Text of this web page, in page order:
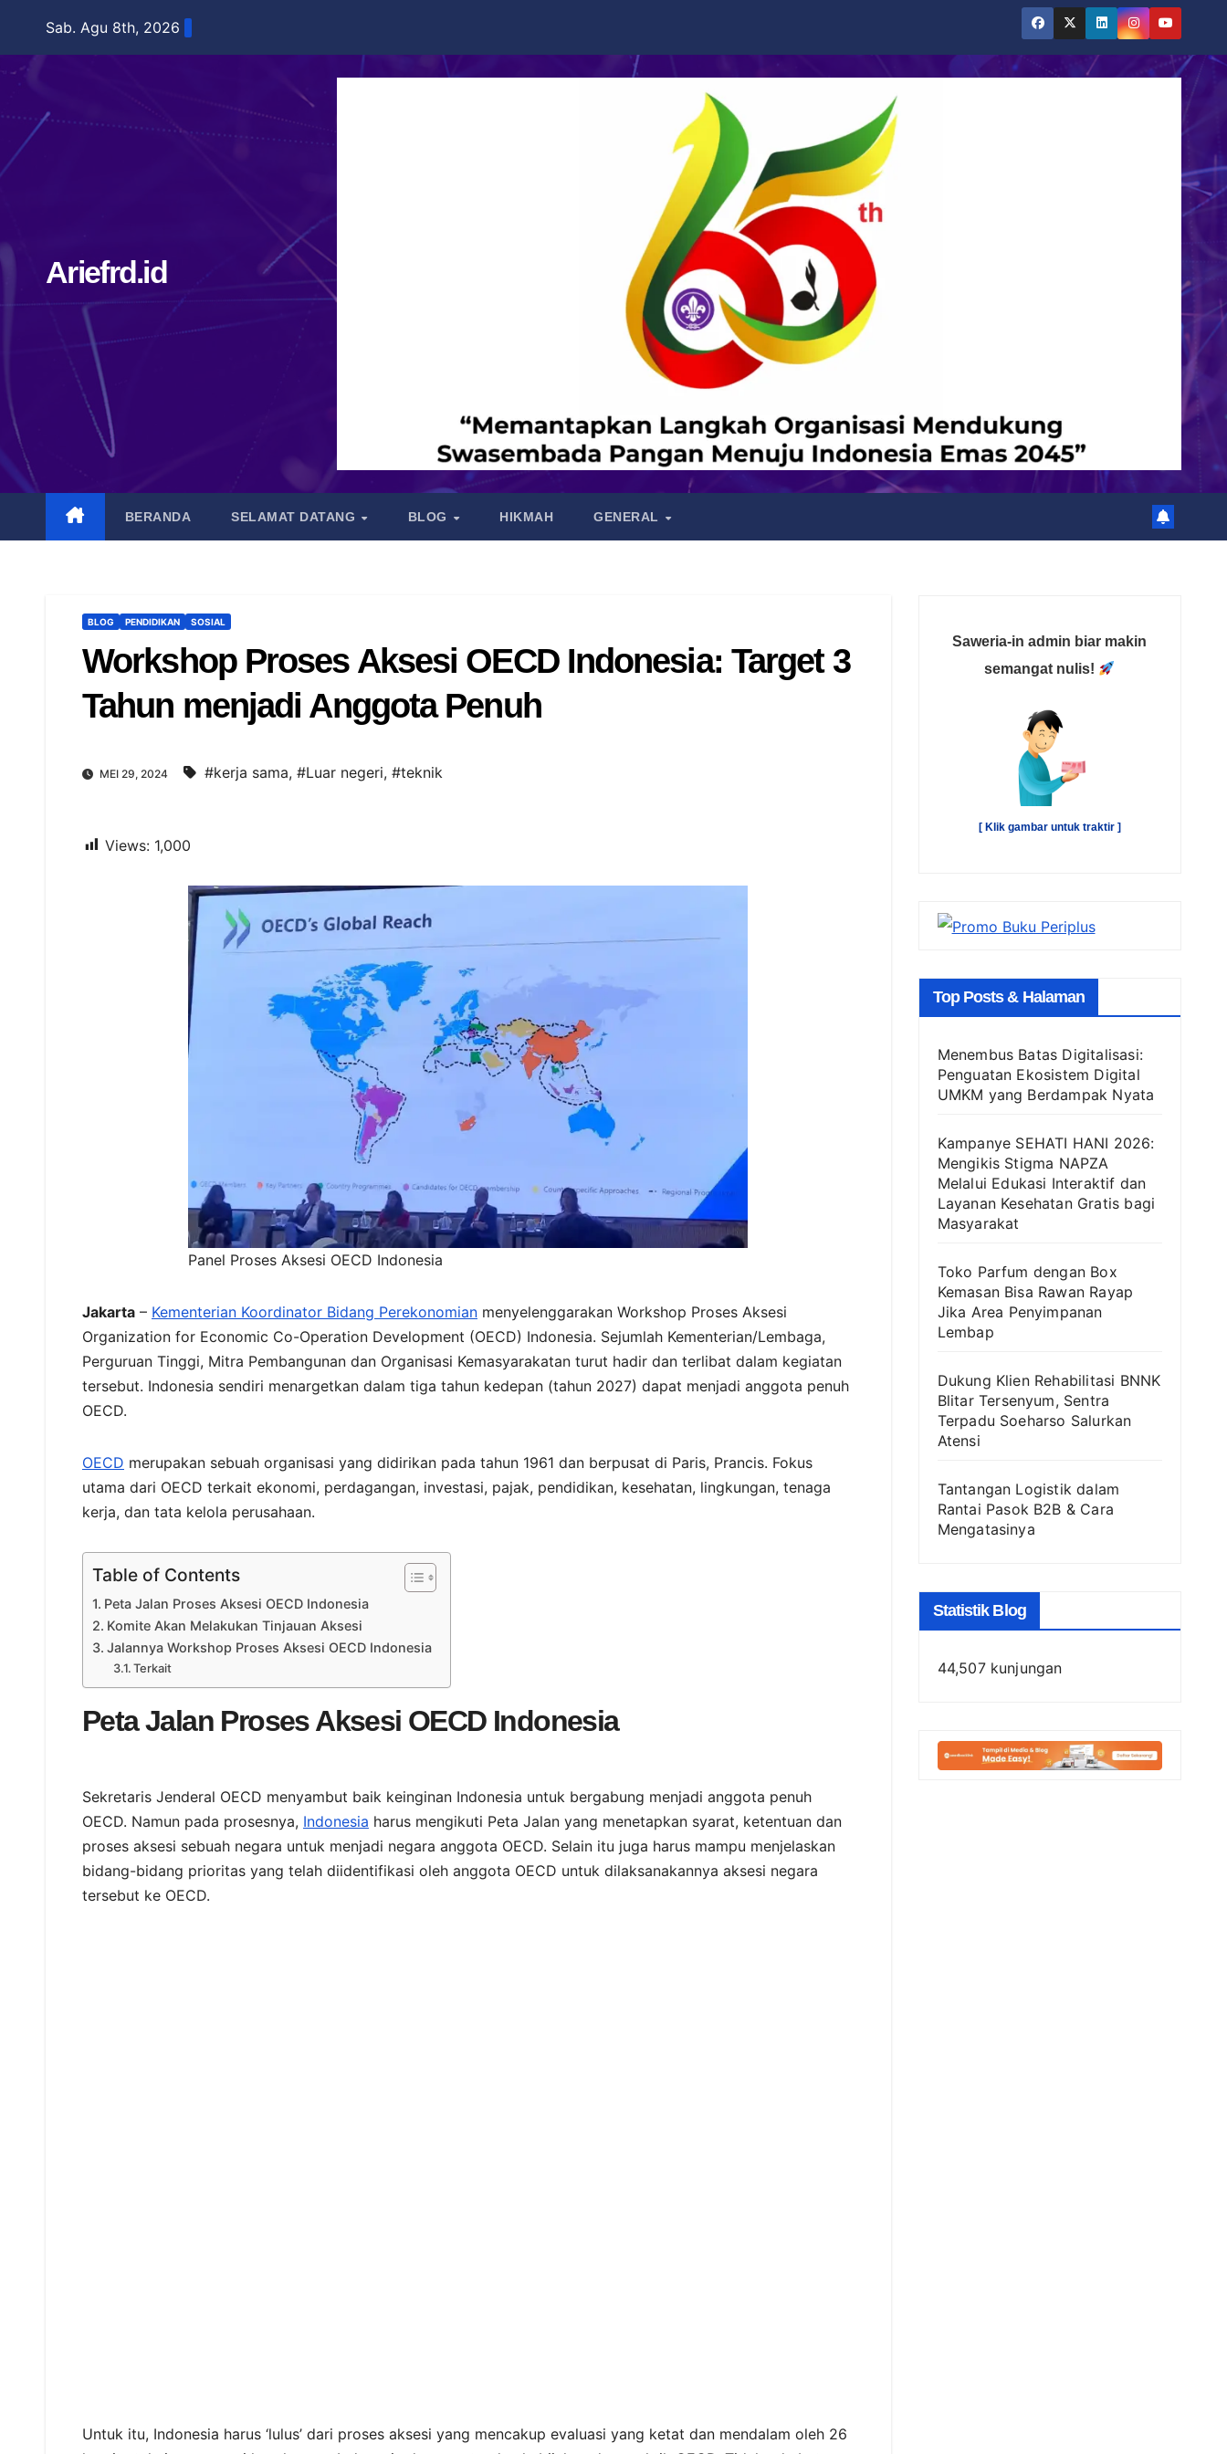
content
Sab. Agu 8th, 2026
Ariefrd.id
BERANDA SELAMAT DATANG BLOG HIKMAH GENERAL
BLOG PENDIDIKAN SOSIAL
Workshop Proses Aksesi OECD Indonesia: Target 3
Tahun menjadi Anggota Penuh
MEI 29, 2024 #kerja sama, #Luar negeri, #teknik
Views: 1,000
Panel Proses Aksesi OECD Indonesia
Jakarta – Kementerian Koordinator Bidang Perekonomian menyelenggarakan Workshop Proses Aksesi
Organization for Economic Co-Operation Development (OECD) Indonesia. Sejumlah Kementerian/Lembaga,
Perguruan Tinggi, Mitra Pembangunan dan Organisasi Kemasyarakatan turut hadir dan terlibat dalam kegiatan
tersebut. Indonesia sendiri menargetkan dalam tiga tahun kedepan (tahun 2027) dapat menjadi anggota penuh
OECD.
OECD merupakan sebuah organisasi yang didirikan pada tahun 1961 dan berpusat di Paris, Prancis. Fokus
utama dari OECD terkait ekonomi, perdagangan, investasi, pajak, pendidikan, kesehatan, lingkungan, tenaga
kerja, dan tata kelola perusahaan.
Table of Contents
Peta Jalan Proses Aksesi OECD Indonesia
Komite Akan Melakukan Tinjauan Aksesi
Jalannya Workshop Proses Aksesi OECD Indonesia
Terkait
Peta Jalan Proses Aksesi OECD Indonesia
Sekretaris Jenderal OECD menyambut baik keinginan Indonesia untuk bergabung menjadi anggota penuh
OECD. Namun pada prosesnya, Indonesia harus mengikuti Peta Jalan yang menetapkan syarat, ketentuan dan
proses aksesi sebuah negara untuk menjadi negara anggota OECD. Selain itu juga harus mampu menjelaskan
bidang-bidang prioritas yang telah diidentifikasi oleh anggota OECD untuk dilaksanakannya aksesi negara
tersebut ke OECD.
Untuk itu, Indonesia harus ‘lulus’ dari proses aksesi yang mencakup evaluasi yang ketat dan mendalam oleh 26
Saweria-in admin biar makin
semangat nulis!
[ Klik gambar untuk traktir ]
Top Posts & Halaman
Menembus Batas Digitalisasi:
Penguatan Ekosistem Digital
UMKM yang Berdampak Nyata
Kampanye SEHATI HANI 2026:
Mengikis Stigma NAPZA
Melalui Edukasi Interaktif dan
Layanan Kesehatan Gratis bagi
Masyarakat
Toko Parfum dengan Box
Kemasan Bisa Rawan Rayap
Jika Area Penyimpanan
Lembap
Dukung Klien Rehabilitasi BNNK
Blitar Tersenyum, Sentra
Terpadu Soeharso Salurkan
Atensi
Tantangan Logistik dalam
Rantai Pasok B2B & Cara
Mengatasinya
Statistik Blog
44,507 kunjungan